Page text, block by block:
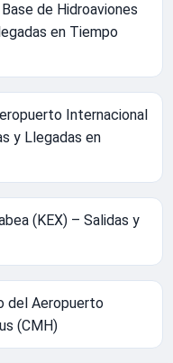
de Hidroaviones
en Tiempo
Internacional
y Llegadas en
(KEX) – Salidas y
del Aeropuerto
(CMH)